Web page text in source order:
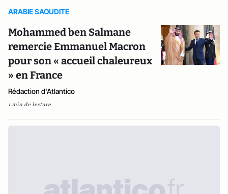
ARABIE SAOUDITE
Mohammed ben Salmane
remercie Emmanuel Macron
pour son « accueil chaleureux
» en France
Rédaction d'Atlantico
1 min de lecture